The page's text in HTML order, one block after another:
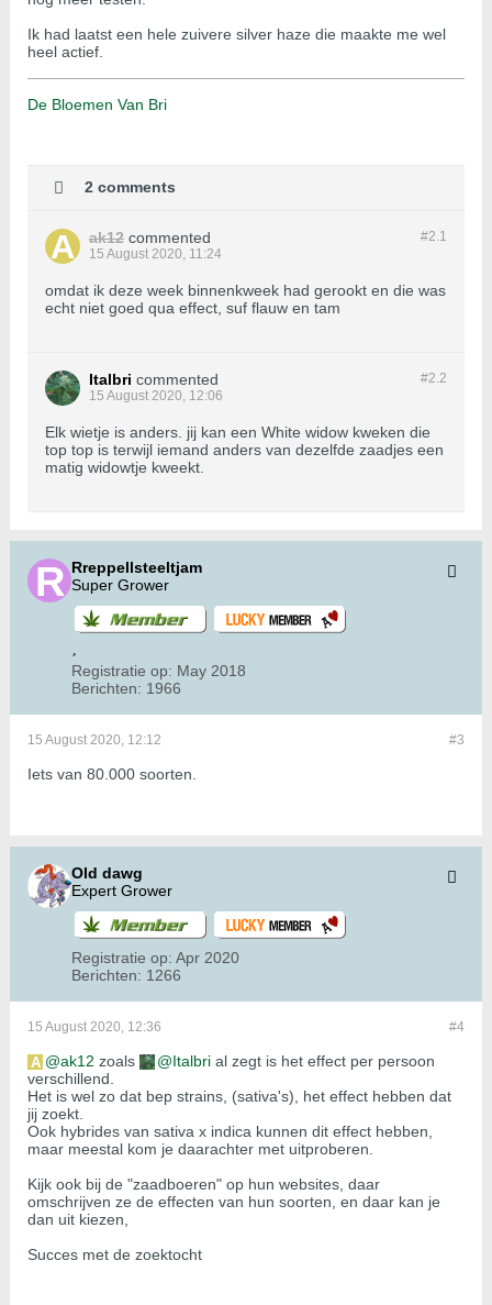
Ik had laatst een hele zuivere silver haze die maakte me wel
heel actief.
De Bloemen Van Bri
2 comments
#2.1
ak12 commented
15 August 2020, 11:24
omdat ik deze week binnenkweek had gerookt en die was
echt niet goed qua effect, suf flauw en tam
#2.2
Italbri commented
15 August 2020, 12:06
Elk wietje is anders. jij kan een White widow kweken die
top top is terwijl iemand anders van dezelfde zaadjes een
matig widowtje kweekt.
Rreppellsteeltjam
Super Grower
Registratie op: May 2018
Berichten: 1966
#3
15 August 2020, 12:12
Iets van 80.000 soorten.
Old dawg
Expert Grower
Registratie op: Apr 2020
Berichten: 1266
#4
15 August 2020, 12:36
ak12 zoals Italbri al zegt is het effect per persoon
verschillend.
Het is wel zo dat bep strains, (sativa's), het effect hebben dat
jij zoekt.
Ook hybrides van sativa x indica kunnen dit effect hebben,
maar meestal kom je daarachter met uitproberen.
Kijk ook bij de "zaadboeren" op hun websites, daar
omschrijven ze de effecten van hun soorten, en daar kan je
dan uit kiezen,
​​​​​​​Succes met de zoektocht